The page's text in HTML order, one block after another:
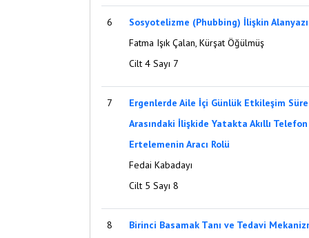
6
Sosyotelizme (Phubbing) İlişkin
Fatma Işık Çalan, Kürşat Öğülmüş
Cilt 4 Sayı 7
7
Ergenlerde Aile İçi Günlük Etkileşim
Arasındaki İlişkide Yatakta Akıllı Telefon
Ertelemenin Aracı Rolü
Fedai Kabadayı
Cilt 5 Sayı 8
8
Birinci Basamak Tanı ve Tedavi